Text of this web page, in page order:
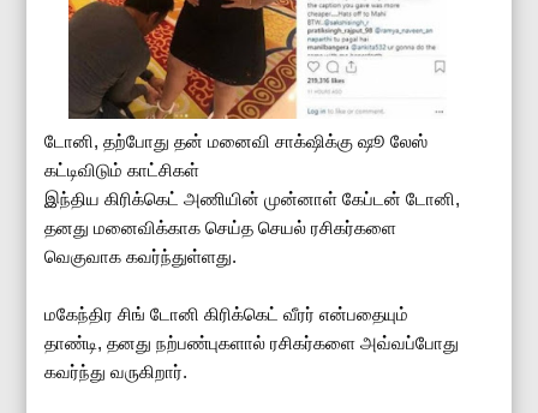
டோனி, தற்போது தன் மனைவி சாக்‌ஷிக்கு ஷூ லேஸ்
கட்டிவிடும் காட்சிகள்
இந்திய கிரிக்கெட் அணியின் முன்னாள் கேப்டன் டோனி,
தனது மனைவிக்காக செய்த செயல் ரசிகர்களை
வெகுவாக கவர்ந்துள்ளது.
மகேந்திர சிங் டோனி கிரிக்கெட் வீரர் என்பதையும்
தாண்டி, தனது நற்பண்புகளால் ரசிகர்களை அவ்வப்போது
கவர்ந்து வருகிறார்.